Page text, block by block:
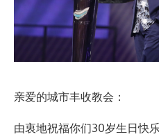
亲爱的城市丰收教会：
由衷地祝福你们30岁生日快